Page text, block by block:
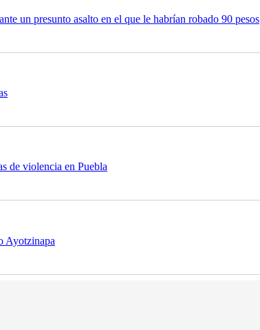
un presunto asalto en el que le habrían robado 90 pesos
de violencia en Puebla
Ayotzinapa